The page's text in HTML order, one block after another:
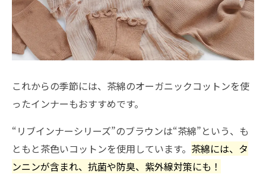
これからの季節には、茶綿のオーガニックコットンを使
ったインナーもおすすめです。
“リブインナーシリーズ”のブラウンは“茶綿”という、も
ともと茶色いコットンを使用しています。 茶綿には、タ
ンニンが含まれ、抗菌や防臭、紫外線対策にも！